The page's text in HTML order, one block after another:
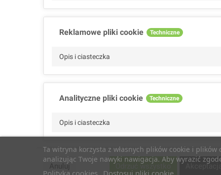
Ta witryna korzysta z własnych plików cookie i
analizując Twoje nawyki nawigacja. Aby wyrazić
Polityka cookies Dostosuj pliki cookie
Reklamowe pliki cookie Techniczne
Opis i ciasteczka
Analityczne pliki cookie Techniczne
Opis i ciasteczka
Wydajnościowe pliki cookie Techniczne
Anuluj Odrzuć wszystko